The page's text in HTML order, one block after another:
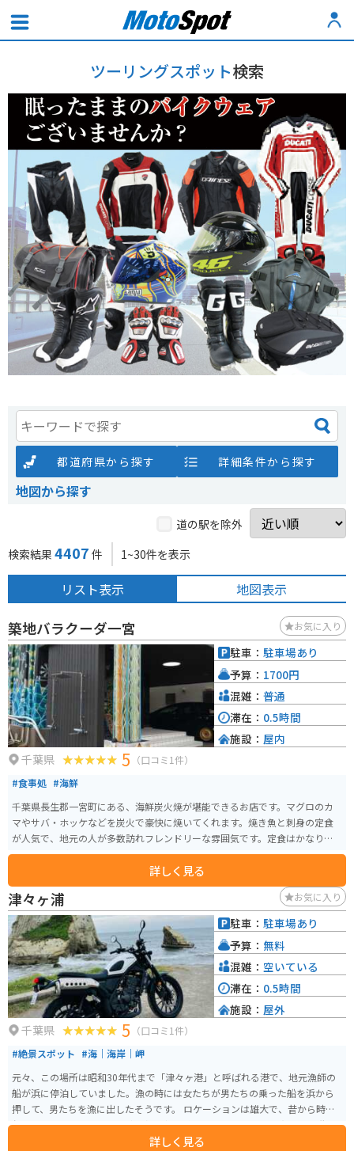
ツーリングスポット検索
都道府県から探す 詳細条件から探す
地図から探す
道の駅を除外
検索結果 4407 件 1~30件を表示
リスト表示 地図表示
築地バラクーダ一宮 お気に入り
千葉県 5 （口コミ1件）
#食事処 #海鮮
千葉県長生郡一宮町にある、海鮮炭火焼が堪能できるお店です。マグロのカ
マやサバ・ホッケなどを炭火で豪快に焼いてくれます。焼き魚と刺身の定食
が人気で、地元の人が多数訪れフレンドリーな雰囲気です。定食はかなりの
ボリュームがあるので、お腹を空かせて行ってください。
詳しく見る
駐車： 駐車場あり
予算： 1700円
混雑： 普通
滞在： 0.5時間
施設： 屋内
津々ヶ浦 お気に入り
千葉県 5 （口コミ1件）
#絶景スポット #海｜海岸｜岬
元々、この場所は昭和30年代まで「津々ヶ港」と呼ばれる港で、地元漁師の
船が浜に停泊していました。漁の時には女たちが男たちの乗った船を浜から
押して、男たちを漁に出したそうです。 ロケーションは雄大で、昔から時代
劇をはじめとする映画やCM撮影などでも使われています。清川虹子、谷隼人
など往年の名俳優たちも、撮影のためにここを訪れたとか。
詳しく見る
駐車： 駐車場あり
予算： 無料
混雑： 空いている
滞在： 0.5時間
施設： 屋外